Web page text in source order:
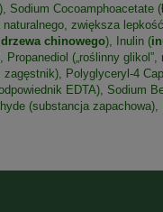
), Sodium Cocoamphoacetate
zwiększa
chinowego), Inulin (
(„roślinny
Polyglyceryl-4
EDTA), Sodium
(substancja